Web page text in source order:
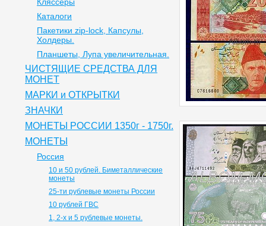
Каталоги
Пакетики zip-lock, Капсулы,
Холдеры.
Планшеты, Лупа увеличительная.
ЧИСТЯЩИЕ СРЕДСТВА ДЛЯ
МОНЕТ
МАРКИ и ОТКРЫТКИ
ЗНАЧКИ
МОНЕТЫ РОССИИ 1350г - 1750г.
МОНЕТЫ
Россия
10 и 50 рублей. Биметаллические
монеты
25-ти рублевые монеты России
10 рублей ГВС
1, 2-х и 5 рублевые монеты.